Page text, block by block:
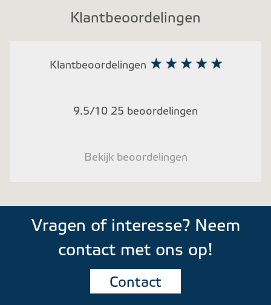
Klantbeoordelingen
Klantbeoordelingen
9.5/10 25 beoordelingen
Bekijk beoordelingen
Vragen of interesse? Neem
contact met ons op!
Contact